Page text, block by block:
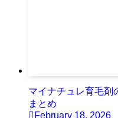
マイナチュレ育毛剤
まとめ
February 18, 2026